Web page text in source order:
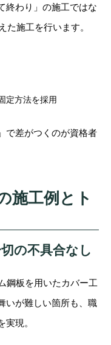
終わり」の施工ではな
た施工を行います。
定方法を採用
で差がつくのが資格者
施工例とト
の不具合なし
鋼板を用いたカバー工
いが難しい箇所も、職
現。